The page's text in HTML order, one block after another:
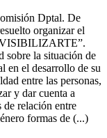
Dptal. De
organizar el
sobre la situación de
en el desarrollo de su
entre las personas,
y dar cuenta a
de relación entre
formas de (...)